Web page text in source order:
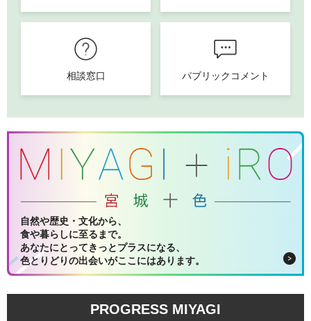
相談窓口 パブリックコメント
自然や歴史・文化から、
食や暮らしに至るまで。
あなたにとってきっとプラスになる、
色とりどりの出会いがここにはあります。
PROGRESS MIYAGI